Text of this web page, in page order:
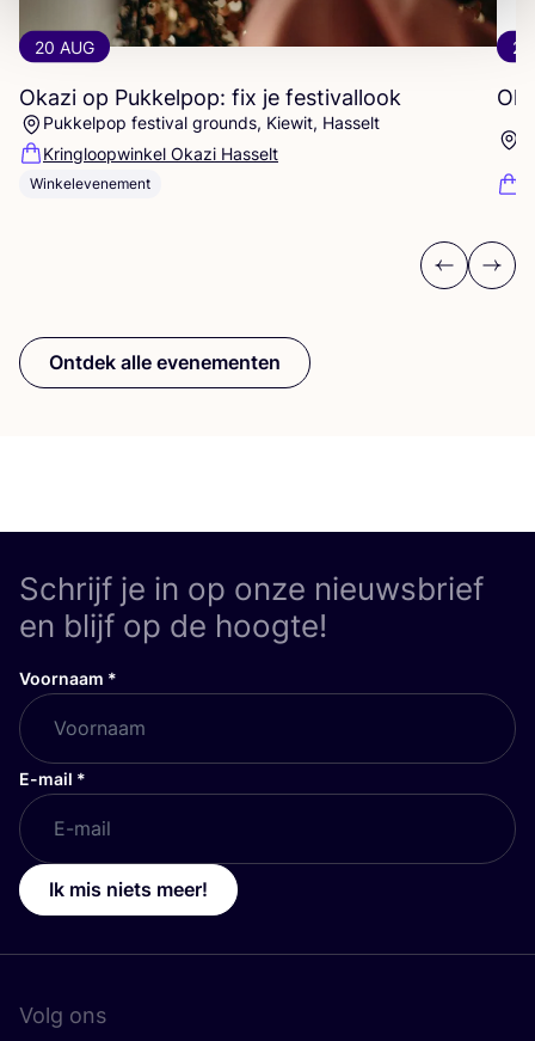
20 AUG
Okazi op Pukkelpop: fix je festivallook
Pukkelpop festival grounds, Kiewit, Hasselt
Kringloopwinkel Okazi Hasselt
Winkelevenement
Previous
Next
Ontdek alle evenementen
Schrijf je in op onze nieuwsbrief
en blijf op de hoogte!
Voornaam *
E-mail *
Ik mis niets meer!
Volg ons